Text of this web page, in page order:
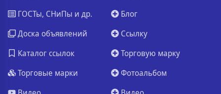
ГОСТы, СНиПы и др.
Доска объявлений
Каталог ссылок
Торговые марки
Блог
Ссылку
Торговую марку
Фотоальбом